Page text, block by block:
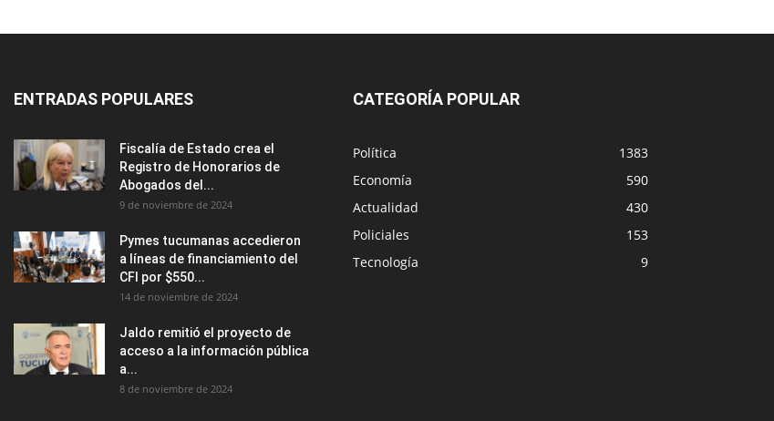
ENTRADAS POPULARES
Fiscalía de Estado crea el
Registro de Honorarios de
Abogados del...
9 de noviembre de 2024
Pymes tucumanas accedieron
a líneas de financiamiento del
CFI por $550...
14 de noviembre de 2024
Jaldo remitió el proyecto de
acceso a la información pública
a...
8 de noviembre de 2024
CATEGORÍA POPULAR
Política
1383
Economía
590
Actualidad
430
Policiales
153
Tecnología
9